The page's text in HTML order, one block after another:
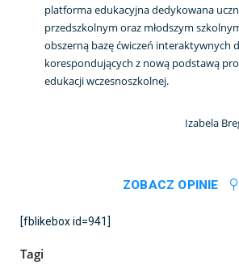
platforma edukacyjna dedykowana
przedszkolnym oraz młodszym
obszerną bazę ćwiczeń interaktywnych
korespondujących z nową podstawą
edukacji wczesnoszkolnej.
Izabela
ZOBACZ OPINIE
[fblikebox id=941]
Tagi